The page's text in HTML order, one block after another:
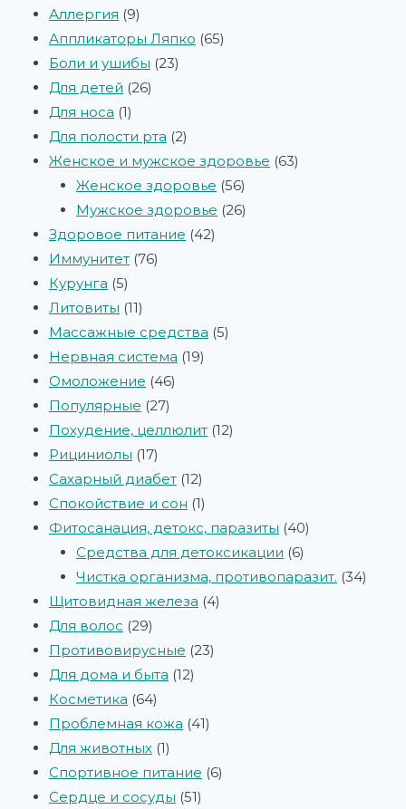
Аллергия 9
Аппликаторы Ляпко 65
Боли и ушибы 23
Для детей 26
Для носа 1
Для полости рта 2
Женское и мужское здоровье 63
Женское здоровье 56
Мужское здоровье 26
Здоровое питание 42
Иммунитет 76
Курунга 5
Литовиты 11
Массажные средства 5
Нервная система 19
Омоложение 46
Популярные 27
Похудение, целлюлит 12
Рициниолы 17
Сахарный диабет 12
Спокойствие и сон 1
Фитосанация, детокс, паразиты 40
Средства для детоксикации 6
Чистка организма, противопаразит. 34
Щитовидная железа 4
Для волос 29
Противовирусные 23
Для дома и быта 12
Косметика 64
Проблемная кожа 41
Для животных 1
Спортивное питание 6
Сердце и сосуды 51